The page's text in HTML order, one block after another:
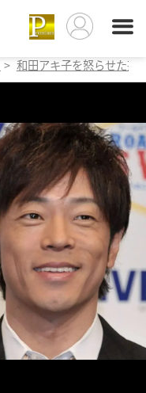
> 和田アキ子を怒らせた